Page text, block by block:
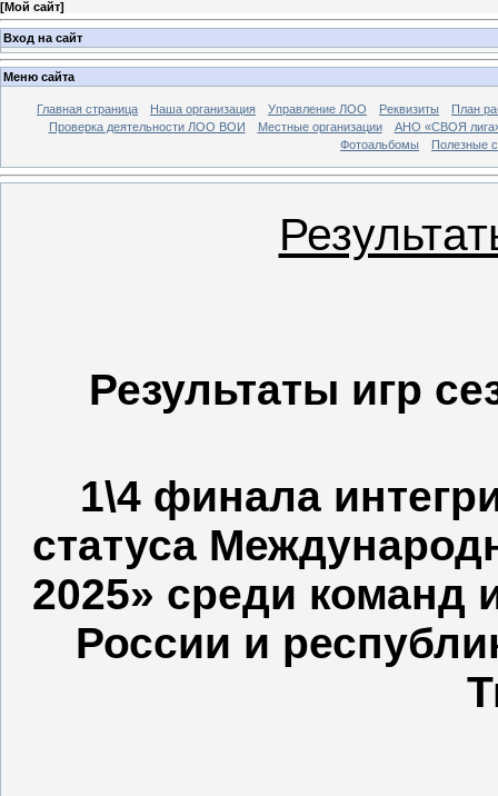
[Мой сайт]
Вход на сайт
Меню сайта
Главная страница Наша организация Управление ЛОО Реквизиты
План
Проверка деятельности ЛОО ВОИ
Местные организации
АНО «СВОЯ
Фотоальбомы
Полезные
Результаты игр
1\4 финала
статуса
2025» среди команд
России и